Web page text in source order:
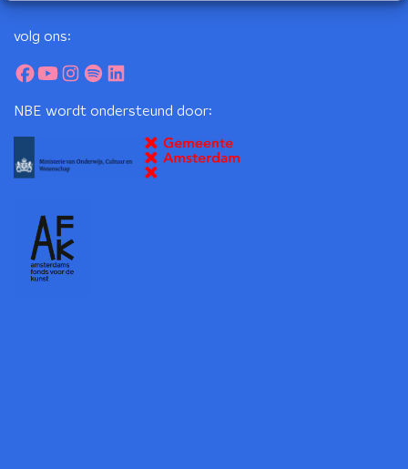
volg ons:
NBE wordt ondersteund door: